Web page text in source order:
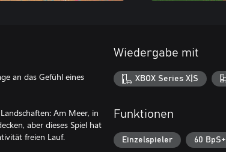
an das Gefühl eines
Am Meer, in
aber dieses Spiel hat
freien Lauf.
Wiedergabe mit
XBOX Series X|S
Funktionen
Einzelspieler 60 BpS+